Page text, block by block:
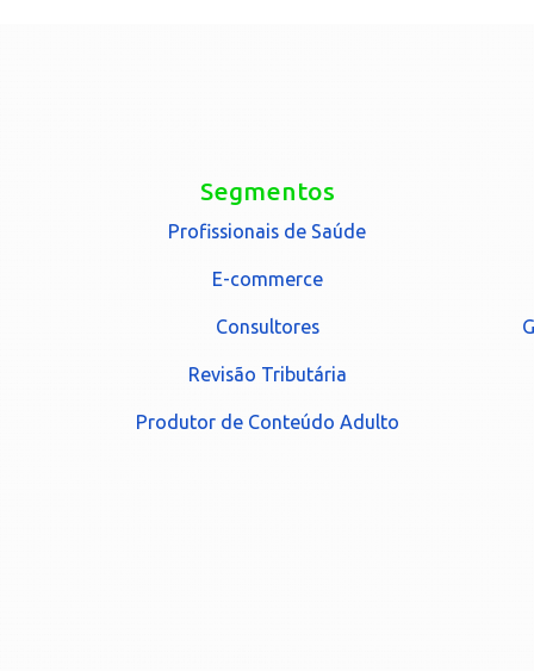
Segmentos
Profissionais de Saúde
E-commerce
Consultores
Revisão Tributária
Produtor de Conteúdo Adulto